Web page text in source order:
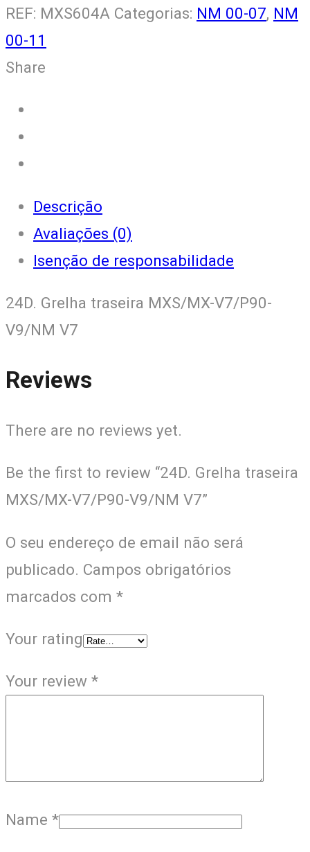
MXS/MX-
V7/P90-
V9/NM
REF: MXS604A Categorias: NM 00-07, NM
00-11
Share
Descrição
Avaliações (0)
Isenção de responsabilidade
24D. Grelha traseira MXS/MX-V7/P90-
V9/NM V7
Reviews
There are no reviews yet.
Be the first to review “24D. Grelha traseira
MXS/MX-V7/P90-V9/NM V7”
O seu endereço de email não será
publicado. Campos obrigatórios
marcados com *
Your rating
Your review *
Name *